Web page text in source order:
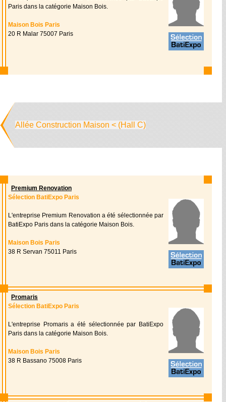
Paris dans la catégorie Maison Bois.
Maison Bois Paris
20 R Malar 75007 Paris
Allée Construction Maison < (Hall C)
Premium Renovation
Sélection BatiExpo Paris
L'entreprise Premium Renovation a été sélectionnée par
BatiExpo Paris dans la catégorie Maison Bois.
Maison Bois Paris
38 R Servan 75011 Paris
Promaris
Sélection BatiExpo Paris
L'entreprise Promaris a été sélectionnée par BatiExpo
Paris dans la catégorie Maison Bois.
Maison Bois Paris
38 R Bassano 75008 Paris